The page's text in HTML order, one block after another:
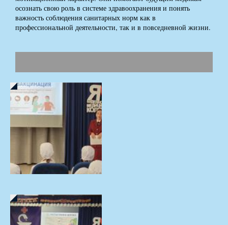
осознать свою роль в системе здравоохранения и понять
важность соблюдения санитарных норм как в
профессиональной деятельности, так и в повседневной жизни.